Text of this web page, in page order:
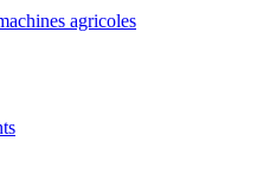
agricoles